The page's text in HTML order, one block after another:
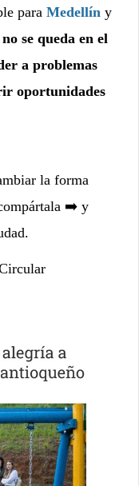
para Medellín y
se queda en el
a problemas
oportunidades
la forma
➡️ y